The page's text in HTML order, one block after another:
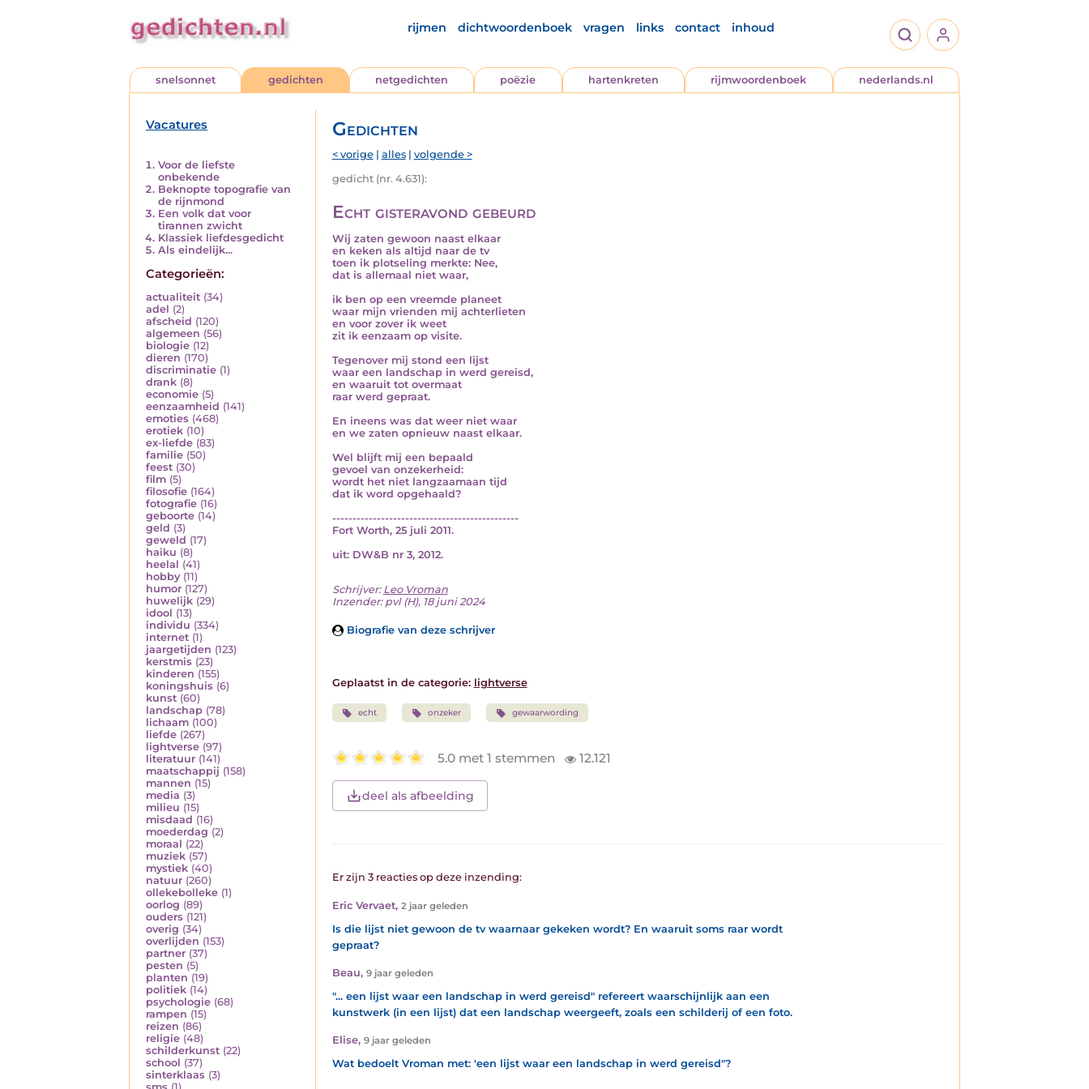
rijmen dichtwoordenboek vragen links contact inhoud
snelsonnet gedichten netgedichten poëzie hartenkreten rijmwoordenboek nederlands.nl
Vacatures
Voor de liefste
onbekende
Beknopte topografie van
de rijnmond
Een volk dat voor
tirannen zwicht
Klassiek liefdesgedicht
Als eindelijk...
Categorieën:
actualiteit (34)
adel (2)
afscheid (120)
algemeen (56)
biologie (12)
dieren (170)
discriminatie (1)
drank (8)
economie (5)
eenzaamheid (141)
emoties (468)
erotiek (10)
ex-liefde (83)
familie (50)
feest (30)
film (5)
filosofie (164)
fotografie (16)
geboorte (14)
geld (3)
geweld (17)
haiku (8)
heelal (41)
hobby (11)
humor (127)
huwelijk (29)
idool (13)
individu (334)
internet (1)
jaargetijden (123)
kerstmis (23)
kinderen (155)
koningshuis (6)
kunst (60)
landschap (78)
lichaam (100)
liefde (267)
lightverse (97)
literatuur (141)
maatschappij (158)
mannen (15)
media (3)
milieu (15)
misdaad (16)
moederdag (2)
moraal (22)
muziek (57)
mystiek (40)
natuur (260)
ollekebolleke (1)
oorlog (89)
ouders (121)
overig (34)
overlijden (153)
partner (37)
pesten (5)
planten (19)
politiek (14)
psychologie (68)
rampen (15)
reizen (86)
religie (48)
schilderkunst (22)
school (37)
sinterklaas (3)
Gedichten
< vorige| alles| volgende >
gedicht (nr. 4.631):
Echt gisteravond gebeurd
Wij zaten gewoon naast elkaar
en keken als altijd naar de tv
toen ik plotseling merkte: Nee,
dat is allemaal niet waar,
ik ben op een vreemde planeet
waar mijn vrienden mij achterlieten
en voor zover ik weet
zit ik eenzaam op visite.
Tegenover mij stond een lijst
waar een landschap in werd gereisd,
en waaruit tot overmaat
raar werd gepraat.
En ineens was dat weer niet waar
en we zaten opnieuw naast elkaar.
Wel blijft mij een bepaald
gevoel van onzekerheid:
wordt het niet langzaamaan tijd
dat ik word opgehaald?
----------------------------------------------
Fort Worth, 25 juli 2011.
uit: DW&B nr 3, 2012.
Schrijver: Leo Vroman
Inzender: pvl (H), 18 juni 2024
Biografie van deze schrijver
Geplaatst in de categorie: lightverse
echt onzeker gewaarwording
5.0 met 1 stemmen 12.121
deel als afbeelding
Er zijn 3 reacties op deze inzending:
Eric Vervaet, 2 jaar geleden
Is die lijst niet gewoon de tv waarnaar gekeken wordt? En waaruit soms raar wordt
gepraat?
Beau, 9 jaar geleden
"... een lijst waar een landschap in werd gereisd" refereert waarschijnlijk aan een
kunstwerk (in een lijst) dat een landschap weergeeft, zoals een schilderij of een foto.
Elise, 9 jaar geleden
Wat bedoelt Vroman met: 'een lijst waar een landschap in werd gereisd"?